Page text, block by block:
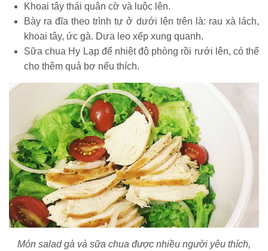
Khoai tây thái quân cờ và luộc lên.
Bày ra đĩa theo trình tự ở dưới lên trên là: rau xà lách,
khoai tây, ức gà. Dưa leo xếp xung quanh.
Sữa chua Hy Lạp để nhiệt độ phòng rồi rưới lên, có thể
cho thêm quả bơ nếu thích.
Món salad gà và sữa chua được nhiều người yêu thích,